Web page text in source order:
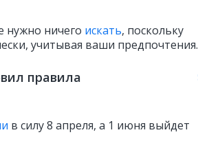
нужно ничего искать, поскольку
учитывая ваши предпочтения.
правила
в силу 8 апреля, а 1 июня выйдет